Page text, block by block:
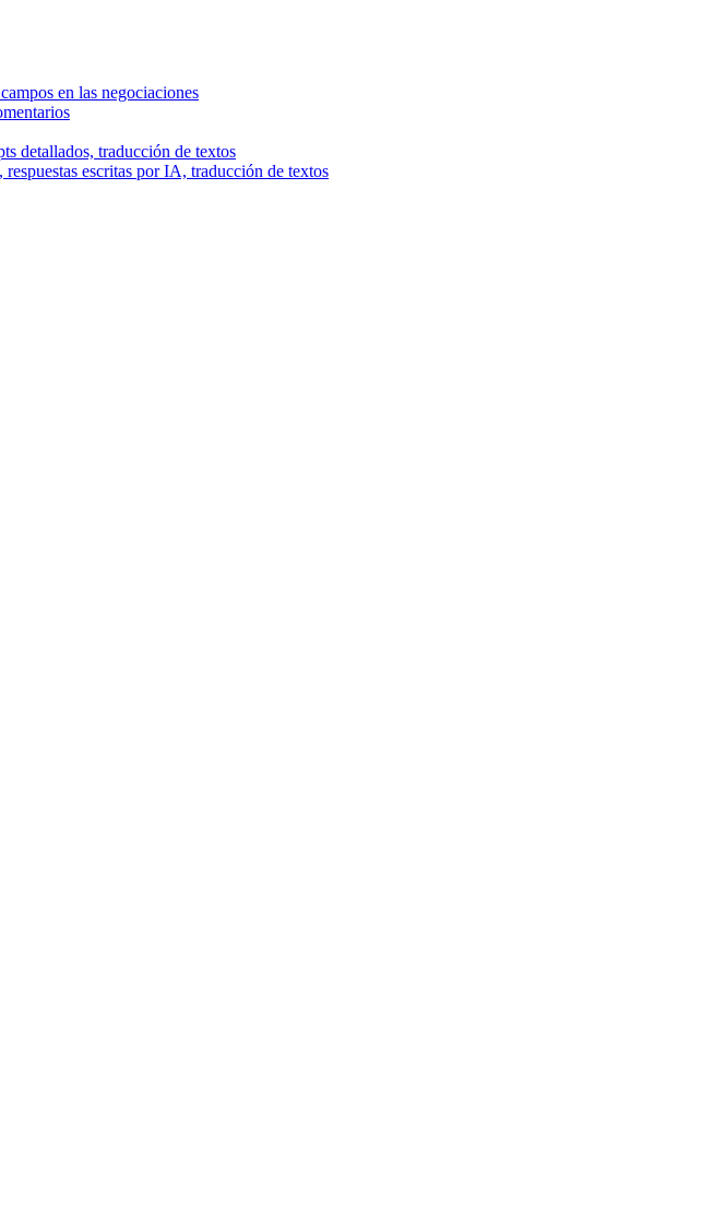
en las negociaciones
detallados, traducción de textos
escritas por IA, traducción de textos